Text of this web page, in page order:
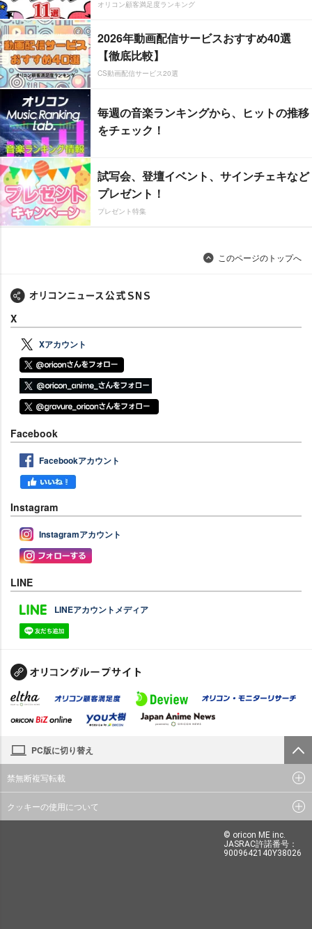
オリコン顧客満足度ランキング
2026年動画配信サービスおすすめ40選
【徹底比較】
CS動画配信サービス20選
毎週の音楽ランキングから、ヒットの推移
をチェック！
試写会、登壇イベント、サインチェキなど
プレゼント！
プレゼント特集
このページのトップへ
X
Xアカウント
Facebook
Facebookアカウント
Instagram
Instagramアカウント
LINE
LINEアカウントメディア
PC版に切り替え
禁無断複写転載
クッキーの使用について
© oricon ME inc.
JASRAC許諾番号：
9009642140Y38026